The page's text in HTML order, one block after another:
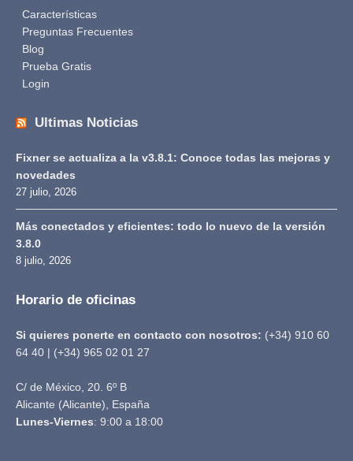
Características
Preguntas Frecuentes
Blog
Prueba Gratis
Login
Ultimas Noticias
Fixner se actualiza a la v3.8.1: Conoce todas las mejoras y
novedades
27 julio, 2026
Más conectados y eficientes: todo lo nuevo de la versión
3.8.0
8 julio, 2026
Horario de oficinas
Si quieres ponerte en contacto con nosotros: (+34) 910 60
64 40 | (+34) 965 02 01 27
C/ de México, 20. 6º B
Alicante (Alicante), España
Lunes-Viernes: 9:00 a 18:00